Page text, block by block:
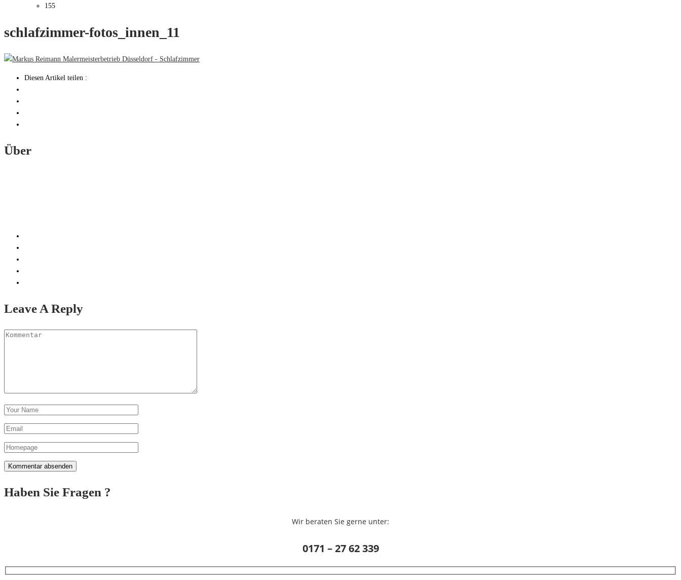
155
schlafzimmer-fotos_innen_11
Diesen Artikel teilen :
Über
Leave A Reply
Haben Sie Fragen ?
Wir beraten Sie gerne unter:
0171 – 27 62 339